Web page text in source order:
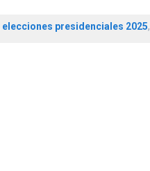
elecciones presidenciales 2025,